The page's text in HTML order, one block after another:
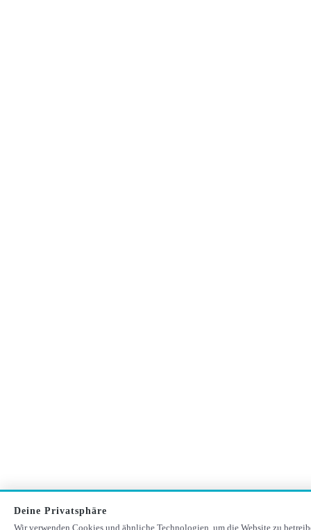
Deine Privatsphäre
Wir verwenden Cookies und ähnliche Technologien, um die Website zu